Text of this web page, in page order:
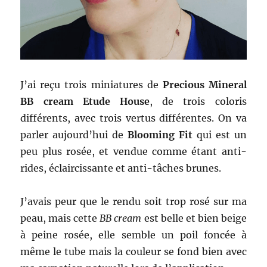
J’ai reçu trois miniatures de Precious Mineral
BB cream Etude House, de trois coloris
différents, avec trois vertus différentes. On va
parler aujourd’hui deBlooming Fitqui est un
peu plus rosée, et vendue comme étant anti-
rides, éclaircissante et anti-tâches brunes.
J’avais peur que le rendu soit trop rosé sur ma
peau, mais cette BB cream est belle et bien beige
à peine rosée, elle semble un poil foncée à
même le tube mais la couleur se fond bien avec